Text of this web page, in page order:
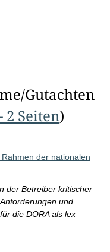
Gutachten
2 Seiten)
der nationalen
der Betreiber kritischer
und
die DORA als lex